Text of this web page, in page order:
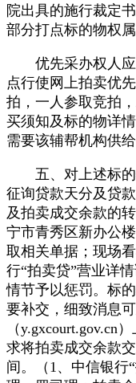
院出具的施行裁定
部分打点标的物权属
优先采办权人应
点行使网上拍卖优
拍，一人参取竞拍
买须知及标的物详
需要该辅帮机构供
五、对上述标的
征询贷款天分及贷
及拍卖成交余款的
宁市青秀区新办公
取相关单据；现场
行“拍卖贷”营业详
情节予以惩罚。标
要补交，细致消息
（y.gxcourt.gov.cn
求将拍卖成交余款
间。（1、中信银行